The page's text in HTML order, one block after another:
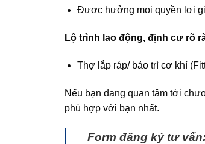
Được hưởng mọi quyền lợi
Lộ trình lao động, định cư rõ
Thợ lắp ráp/ bảo trì cơ khí
Nếu bạn đang quan tâm tới
phù hợp với bạn nhất.
Form đăng ký tư